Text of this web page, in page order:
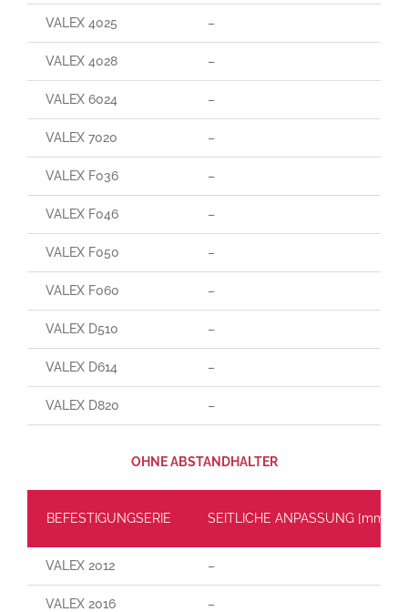
VALEX 4025 –
VALEX 4028 –
VALEX 6024 –
VALEX 7020 –
VALEX F036 –
VALEX F046 –
VALEX F050 –
VALEX F060 –
VALEX D510 –
VALEX D614 –
VALEX D820 –
OHNE ABSTANDHALTER
BEFESTIGUNGSERIE SEITLICHE ANPASSUNG [mm]
VALEX 2012 –
VALEX 2016 –